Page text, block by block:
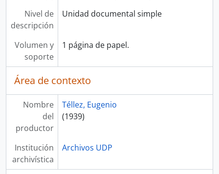
Nivel de
descripción
Unidad documental simple
Volumen y
soporte
1 página de papel.
Área de contexto
Nombre
del
productor
Téllez, Eugenio
(1939)
Institución
archivística
Archivos UDP